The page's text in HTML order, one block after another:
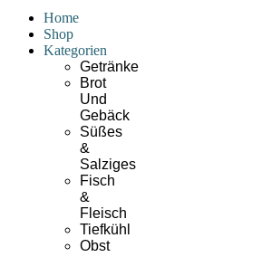
Home
Shop
Kategorien
Getränke
Brot
Und
Gebäck
Süßes
&
Salziges
Fisch
&
Fleisch
Tiefkühl
Obst